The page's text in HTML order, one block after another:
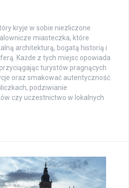
kryje w sobie niezliczone
miasteczka, które
architekturą, bogatą historią i
Każde z tych miejsc opowiada
turystów pragnących
oraz smakować autentyczność.
podziwianie
czy uczestnictwo w lokalnych